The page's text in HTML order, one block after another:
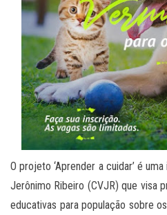
O projeto ‘Aprender a cuidar’ é
Jerônimo Ribeiro (CVJR) que visa
educativas para população sobre